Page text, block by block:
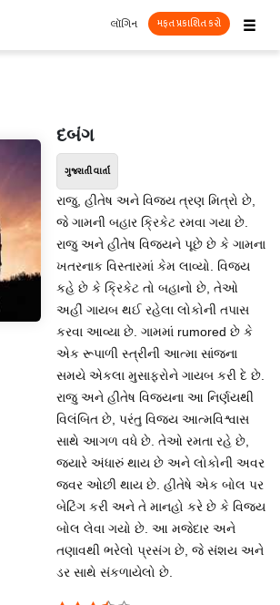
☰
લૉગિન મફત પ્રકાશિત કરો
દબંગ
ગુજરાતી વાર્તા
રાજુ, હીતેષ અને વિજય ત્રણ મિત્રો છે,
જે ગામની બહાર ક્રિકેટ રમવા ગયા છે.
રાજુ અને હીતેષ વિજયને પૂછે છે કે ગામના
ખતરનાક વિસ્તારમાં કેમ લાવ્યો. વિજય
કહે છે કે ક્રિકેટ તો બહાનો છે, તેઓ
અહીં ગાયબ થઈ રહેલા લોકોની તપાસ
કરવા આવ્યા છે. ગામમાં rumored છે કે
એક રૂપાળી સ્ત્રીની આત્મા સાંજના
સમયે એકલા મુસાફરોને ગાયબ કરી દે છે.
રાજુ અને હીતેષ વિજયના આ નિર્ણયથી
વિલંબિત છે, પરંતુ વિજય આત્મવિશ્વાસ
સાથે આગળ વધે છે. તેઓ રમતા રહે છે,
જ્યારે અંધારું થાય છે અને લોકોની અવર
જવર ઓછી થાય છે. હીતેષે એક બોલ પર
બેટિંગ કરી અને તે માનહો કરે છે કે વિજય
બોલ લેવા ગયો છે. આ મજેદાર અને
તણાવથી ભરેલો પ્રસંગ છે, જે સંશય અને
ડર સાથે સંકળાયેલો છે.